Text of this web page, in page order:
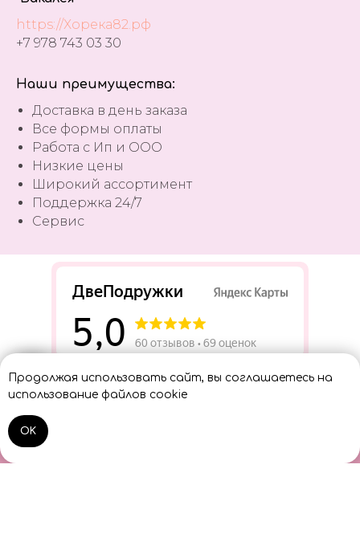
Home
https://Хорека82.рф
+7 978 743 03 30
Наши преимущества:
Доставка в день заказа
Все формы оплаты
Работа с Ип и ООО
Низкие цены
Широкий ассортимент
Поддержка 24/7
Сервис
Продолжая использовать сайт, вы соглашаетесь на
использование файлов cookie
OK
Разработать сайт
Консультант